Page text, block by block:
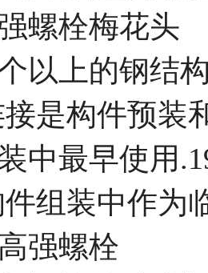
螺栓梅花头
以上的钢结
是构件预装
中最早使用
组装中作为
强螺栓